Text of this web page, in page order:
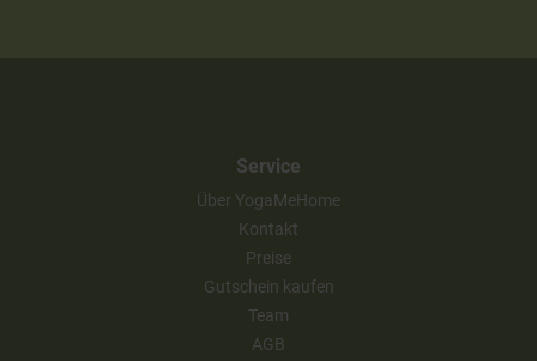
Service
Über YogaMeHome
Kontakt
Preise
Gutschein kaufen
Team
AGB